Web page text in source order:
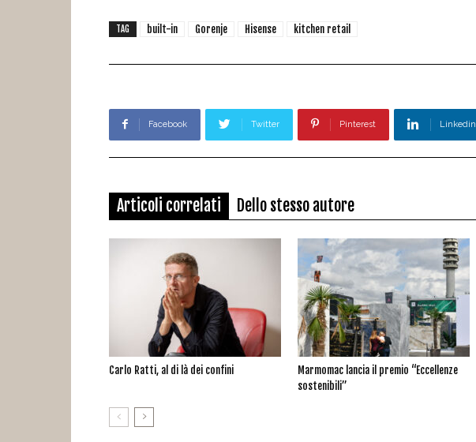
TAG built-in Gorenje Hisense kitchen retail
Facebook Twitter Pinterest Linkedin
Articoli correlati Dello stesso autore
Carlo Ratti, al di là dei confini
Marmomac lancia il premio “Eccellenze
sostenibili”